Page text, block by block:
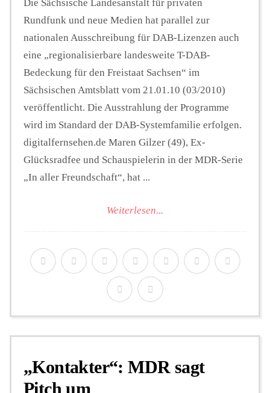
Die Sächsische Landesanstalt für privaten
Rundfunk und neue Medien hat parallel zur
nationalen Ausschreibung für DAB-Lizenzen auch
eine „regionalisierbare landesweite T-DAB-
Bedeckung für den Freistaat Sachsen“ im
Sächsischen Amtsblatt vom 21.01.10 (03/2010)
veröffentlicht. Die Ausstrahlung der Programme
wird im Standard der DAB-Systemfamilie erfolgen.
digitalfernsehen.de Maren Gilzer (49), Ex-
Glücksradfee und Schauspielerin in der MDR-Serie
„In aller Freundschaft“, hat ...
Weiterlesen...
„Kontakter“: MDR sagt
Pitch um